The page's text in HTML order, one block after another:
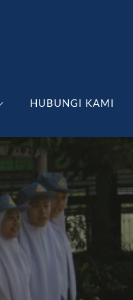
HUBUNGI KAMI